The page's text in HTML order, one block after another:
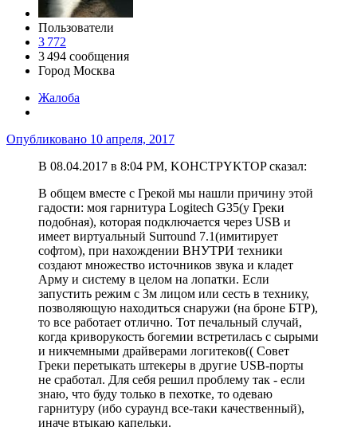
Пользователи
3 772
3 494 сообщения
Город Москва
Жалоба
Опубликовано 10 апреля, 2017
В 08.04.2017 в 8:04 PM, KOHCTPYKTOP сказал:
В общем вместе с Грекой мы нашли причину этой
гадости: моя гарнитура Logitech G35(у Греки
подобная), которая подключается через USB и
имеет виртуальный Surround 7.1(имитирует
софтом), при нахождении ВНУТРИ техники
создают множество источников звука и кладет
Арму и систему в целом на лопатки. Если
запустить режим с 3м лицом или сесть в технику,
позволяющую находиться снаружи (на броне БТР),
то все работает отлично. Тот печальный случай,
когда криворукость богемии встретилась с сырыми
и никчемными драйверами логитеков(( Совет
Греки перетыкать штекеры в другие USB-порты
не сработал. Для себя решил проблему так - если
знаю, что буду только в пехотке, то одеваю
гарнитуру (ибо сураунд все-таки качественный),
иначе втыкаю капельки.